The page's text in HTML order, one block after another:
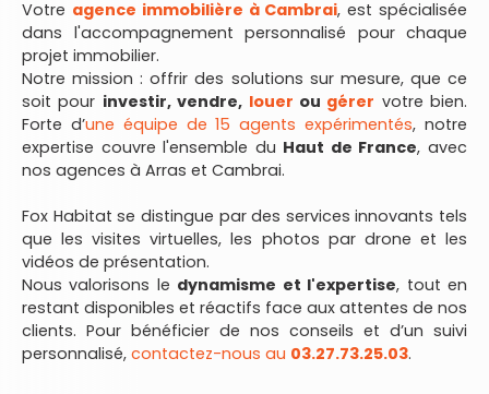
Votre agence immobilière à Cambrai, est spécialisée
dans l'accompagnement personnalisé pour chaque
projet immobilier.
Notre mission : offrir des solutions sur mesure, que ce
soit pour investir, vendre, louer ou gérer votre bien.
Forte d’une équipe de 15 agents expérimentés, notre
expertise couvre l'ensemble du Haut de France, avec
nos agences à Arras et Cambrai.
Fox Habitat se distingue par des services innovants tels
que les visites virtuelles, les photos par drone et les
vidéos de présentation.
Nous valorisons le dynamisme et l'expertise, tout en
restant disponibles et réactifs face aux attentes de nos
clients. Pour bénéficier de nos conseils et d’un suivi
personnalisé, contactez-nous au 03.27.73.25.03.